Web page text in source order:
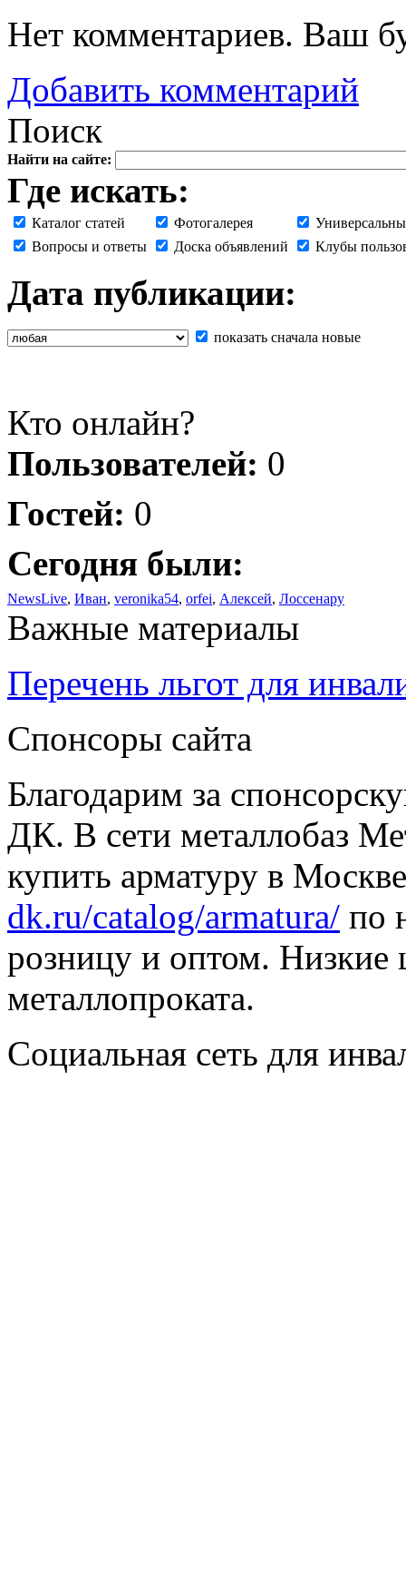
Нет комментариев. Ваш
Добавить комментарий
Поиск
Найти на сайте:
Где искать:
Каталог статей Фотогалерея
Вопросы и ответы
Доска объявлений Клубы
Дата публикации:
показать сначала новые
Кто онлайн?
Пользователей: 0
Гостей: 0
Сегодня были:
NewsLive, Иван, veronika54, orfei, Алексей, Лоссенару
Важные материалы
Перечень льгот для
Спонсоры сайта
Благодарим за
ДК. В сети металлобаз
купить арматуру в
dk.ru/catalog/armatura/ по
розницу и оптом. Низкие
металлопроката.
Социальная сеть для